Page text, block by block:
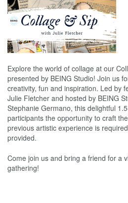
Explore the world of collage at our
presented by BEING Studio! Join us
creativity, fun and inspiration. Led by
Julie Fletcher and hosted by BEING
Stephanie Germano, this delightful
participants the opportunity to craft
previous artistic experience is
provided.
Come join us and bring a friend for a
gathering!